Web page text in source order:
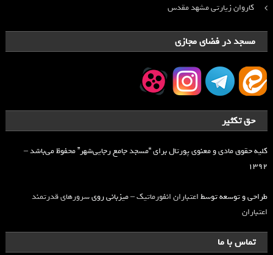
کاروان زیارتی مشهد مقدس
مسجد در فضای مجازی
حق تکثیر
کلیه حقوق مادی و معنوی پورتال برای “مسجد جامع رجایی‌شهر” محفوظ می‌باشد –
۱۳۹۲
طراحی و توسعه توسطاعتباران انفورماتیک– میزبانی رویسرورهای قدرتمند
اعتباران
تماس با ما